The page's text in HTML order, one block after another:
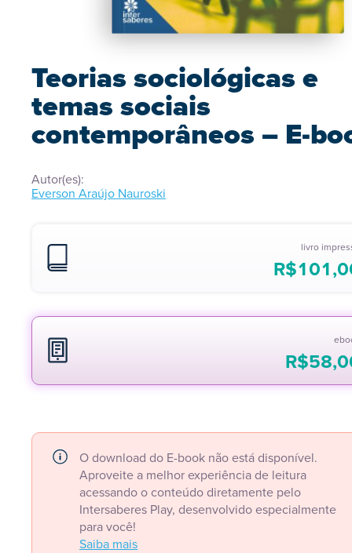
Teorias sociológicas e
temas sociais
contemporâneos – E-
Autor(es):
Everson Araújo Nauroski
livro
R$
R$
O download do E-book não está disponível.
Aproveite a melhor experiência de leitura
acessando o conteúdo diretamente pelo
Intersaberes Play, desenvolvido especialmente
para você!
Saiba mais